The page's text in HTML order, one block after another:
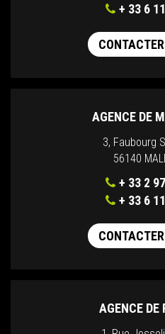
+ 33 6
AGENCE DE
3, Faubourg
56140
+ 33 2
+ 33 6
AGENCE DE